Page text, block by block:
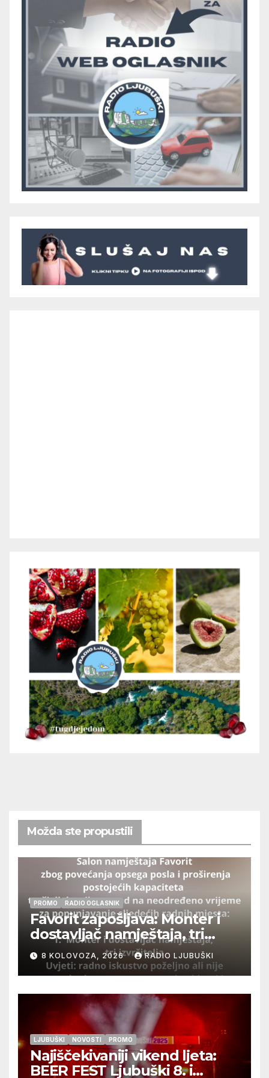
Možda ste propustili
PROMO RADIO OGLASNIK
Favorit zapošljava: Monter i
dostavljač namještaja, tri
izvršitelja
8 KOLOVOZA, 2026 RADIO LJUBUŠKI
LJUBUŠKI NOVOSTI PROMO
Najiščekivaniji vikend ljeta:
BEER FEST Ljubuški 8. i